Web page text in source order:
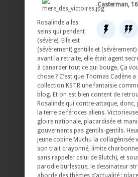
Casterman,
Rosalinde a les
seins qui pendent
(sévère). Elle est
(sévèrement) gentille et
avant la retraite, elle était agent
à canarder tout ce qui bouge. Ça
chose ? C’est que Thomas Cadène
collection KSTR une fantaisie
blog. Et on est bien content de
Rosalinde qui contre-attaque,
la terre de féroces aliens.
gloire nationale, placardisée et
gouvernants pas gentils-gentils.
jeune copine Muchu la collagènisée
son trait crayonné, limite
sans rappeler celui de Blutch), et
parodie burlesque, le dessinateur
aborde des thèmes d’actualité :